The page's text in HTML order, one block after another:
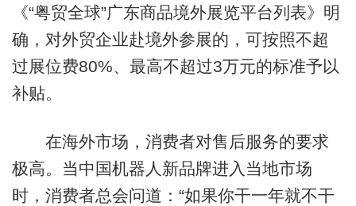
《“粤贸全球”广东商品境外展览平台列表》明
确，对外贸企业赴境外参展的，可按照不超
过展位费80%、最高不超过3万元的标准予以
补贴。
在海外市场，消费者对售后服务的要求
极高。当中国机器人新品牌进入当地市场
时，消费者总会问道：“如果你干一年就不干